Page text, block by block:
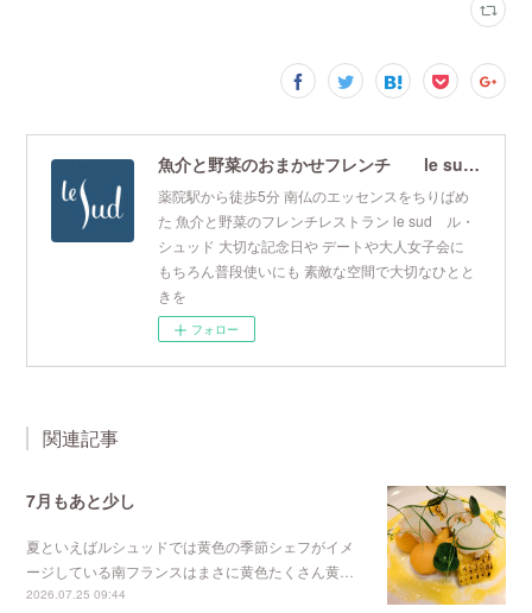
魚介と野菜のおまかせフレンチ le sud ル・シュッド
薬院駅から徒歩5分 南仏のエッセンスをちりばめ
た 魚介と野菜のフレンチレストラン le sud ル・
シュッド 大切な記念日や デートや大人女子会に
もちろん普段使いにも 素敵な空間で大切なひとと
きを
フォロー
関連記事
7月もあと少し
夏といえばルシュッドでは黄色の季節シェフがイメ
ージしている南フランスはまさに黄色たくさん黄…
2026.07.25 09:44